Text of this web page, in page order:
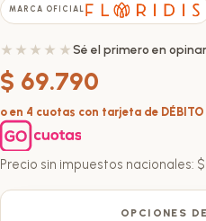
MARCA OFICIAL
Sé el primero en opinar
$ 69.790
o en 4 cuotas con tarjeta de
Precio sin impuestos nacionales: $
OPCIONES